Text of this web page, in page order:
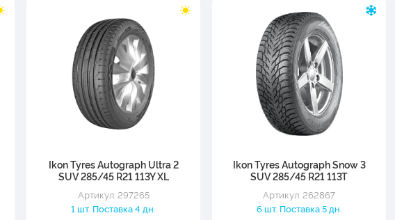
Ikon Tyres Autograph Ultra 2
SUV 285/45 R21 113Y XL
Артикул: 297265
1 шт. Поставка 4 дн.
Ikon Tyres Autograph Snow 3
SUV 285/45 R21 113T
Артикул: 262867
6 шт. Поставка 5 дн.